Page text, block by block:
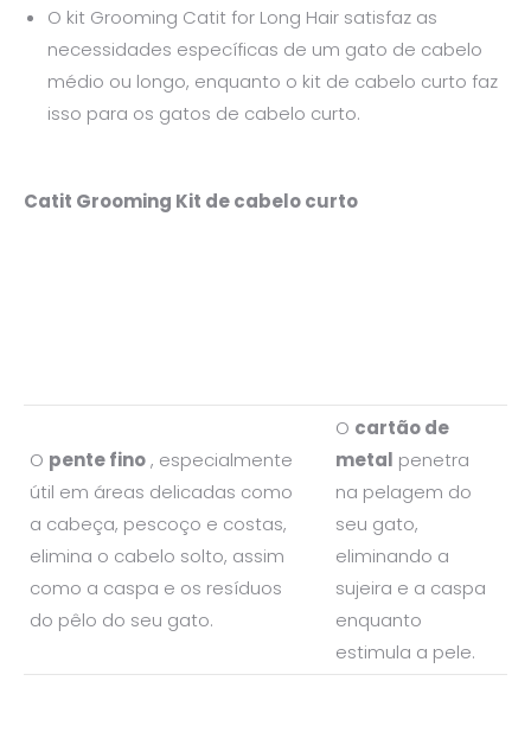
O kit Grooming Catit for Long Hair satisfaz as
necessidades específicas de um gato de cabelo
médio ou longo, enquanto o kit de cabelo curto faz
isso para os gatos de cabelo curto.
Catit Grooming Kit de cabelo curto
O pente fino, especialmente
útil em áreas delicadas como
a cabeça, pescoço e costas,
elimina o cabelo solto, assim
como a caspa e os resíduos
do pêlo do seu gato.
O cartão de
metal penetra
na pelagem do
seu gato,
eliminando a
sujeira e a caspa
enquanto
estimula a pele.